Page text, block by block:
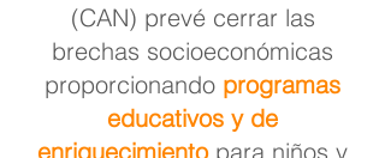
(CAN) prevé cerrar las
brechas socioeconómicas
proporcionando programas
educativos y de
enriquecimiento para niños y